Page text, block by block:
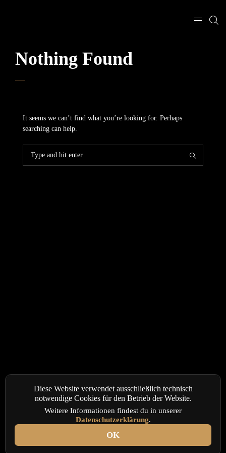
Nothing Found
It seems we can’t find what you’re looking for. Perhaps
searching can help.
Diese Website verwendet ausschließlich technisch
notwendige Cookies für den Betrieb der Website.
Weitere Informationen findest du in unserer
Datenschutzerklärung.
OK